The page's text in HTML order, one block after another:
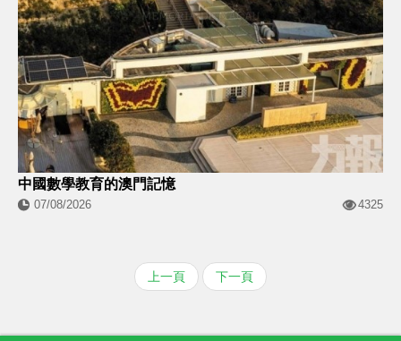
中國數學教育的澳門記憶
07/08/2026 4325
上一頁 下一頁